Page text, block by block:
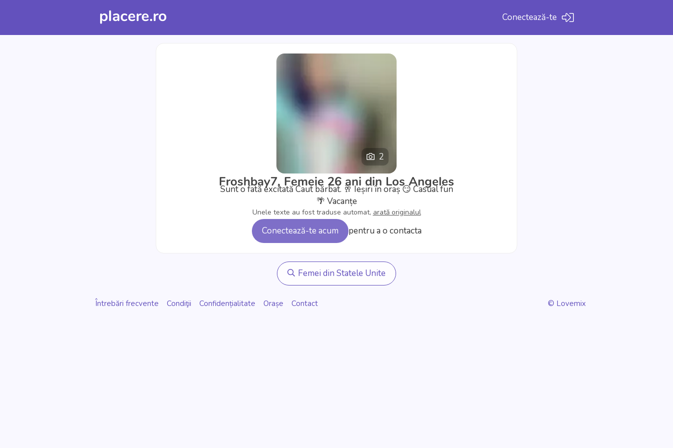
placere.ro Conectează-te
2
Froshbay7, Femeie 26 ani din Los Angeles
Sunt o fată excitatăCaut bărbat. 🥂 Ieșiri în oraș😏 Casual fun
🌴 Vacanțe
Unele texte au fost traduse automat, arată originalul
Conectează-te acum pentru a o contacta
Femei din Statele Unite
Întrebări frecvente Condiţii Confidențialitate Orașe Contact © Lovemix